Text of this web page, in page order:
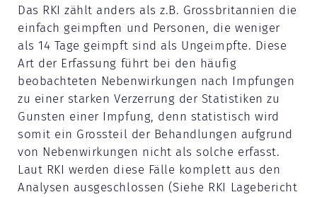
Das RKI zählt anders als z.B. Grossbritannien die
einfach geimpften und Personen, die weniger
als 14 Tage geimpft sind als Ungeimpfte. Diese
Art der Erfassung führt bei den häufig
beobachteten Nebenwirkungen nach Impfungen
zu einer starken Verzerrung der Statistiken zu
Gunsten einer Impfung, denn statistisch wird
somit ein Grossteil der Behandlungen aufgrund
von Nebenwirkungen nicht als solche erfasst.
Laut RKI werden diese Fälle komplett aus den
Analysen ausgeschlossen (Siehe RKI Lagebericht